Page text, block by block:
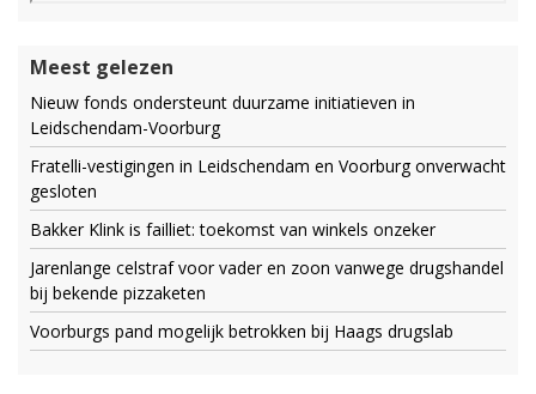
Meest gelezen
Nieuw fonds ondersteunt duurzame initiatieven in
Leidschendam-Voorburg
Fratelli-vestigingen in Leidschendam en Voorburg onverwacht
gesloten
Bakker Klink is failliet: toekomst van winkels onzeker
Jarenlange celstraf voor vader en zoon vanwege drugshandel
bij bekende pizzaketen
Voorburgs pand mogelijk betrokken bij Haags drugslab